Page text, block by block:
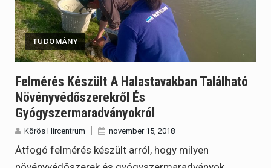
TUDOMÁNY
Felmérés Készült A Halastavakban Található
Növényvédőszerekről És
Gyógyszermaradványokról
Körös Hírcentrum november 15, 2018
Átfogó felmérés készült arról, hogy milyen